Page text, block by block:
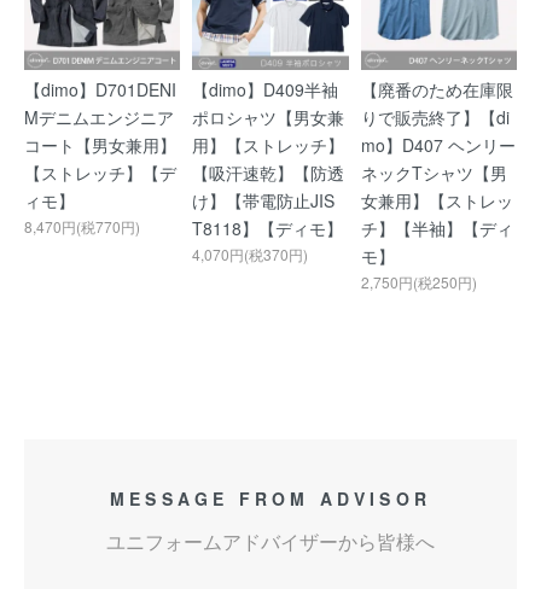
【dimo】D701DENI
Mデニムエンジニア
コート【男女兼用】
【ストレッチ】【デ
ィモ】
8,470円(税770円)
【dimo】D409半袖
ポロシャツ【男女兼
用】【ストレッチ】
【吸汗速乾】【防透
け】【帯電防止JIS
T8118】【ディモ】
4,070円(税370円)
【廃番のため在庫限
りで販売終了】【di
mo】D407 ヘンリー
ネックTシャツ【男
女兼用】【ストレッ
チ】【半袖】【ディ
モ】
2,750円(税250円)
MESSAGE FROM ADVISOR
ユニフォームアドバイザーから皆様へ